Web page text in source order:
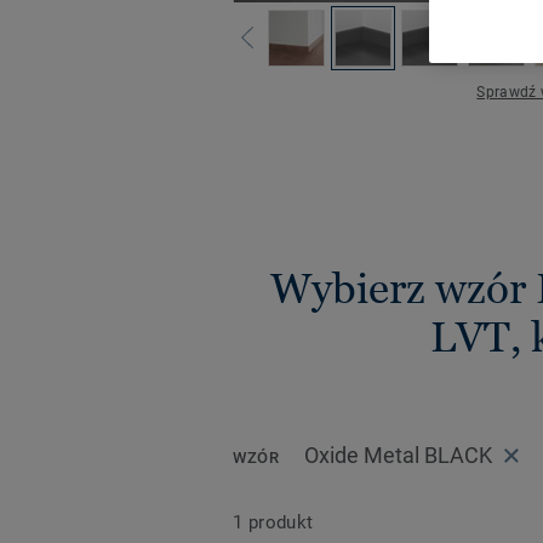
Sprawdź
Wybierz wzór
LVT,
WZÓR Oxide Metal BLACK
1 produkt